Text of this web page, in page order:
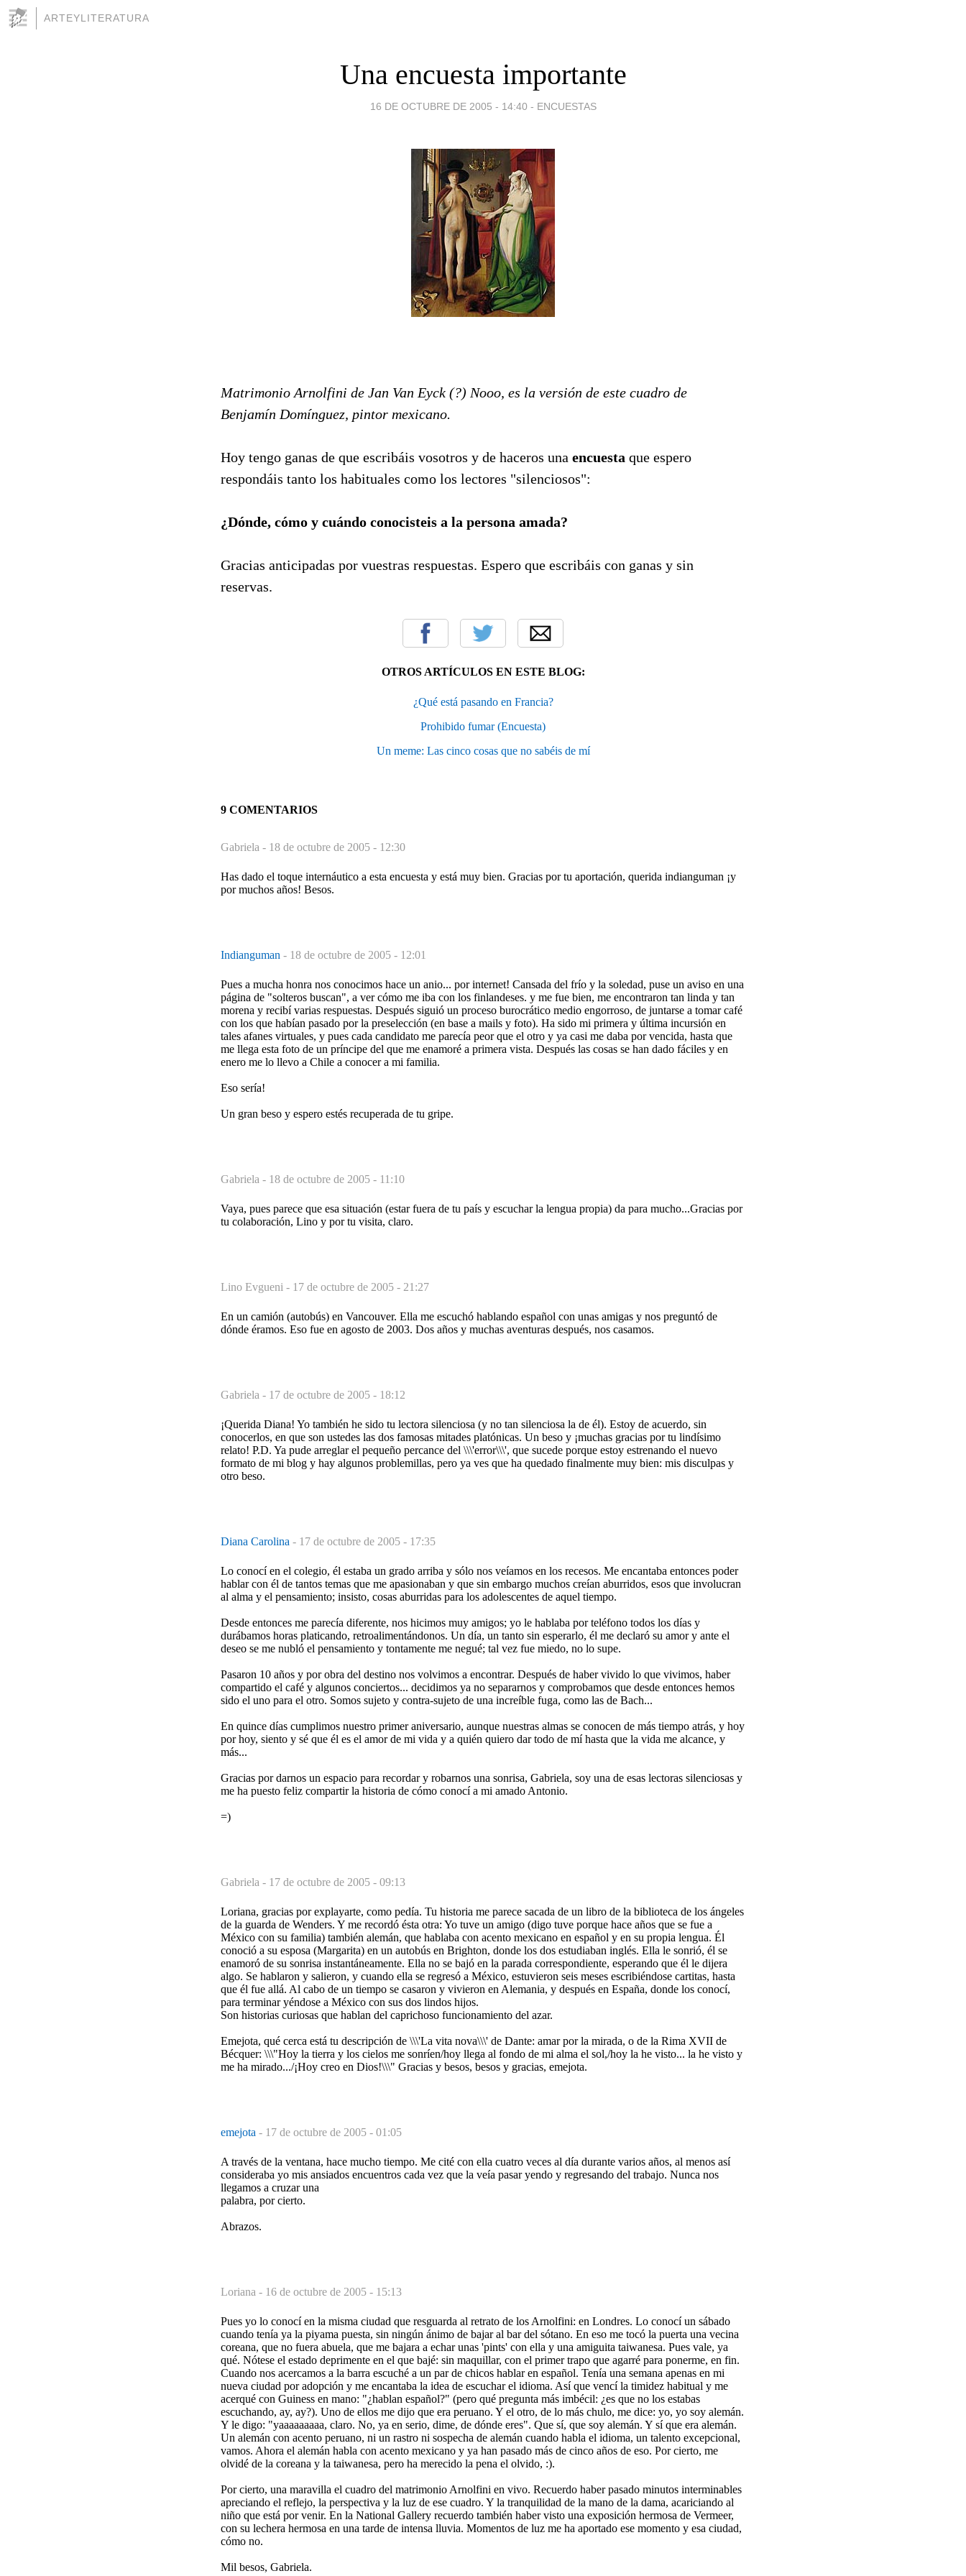
ARTEYLITERATURA
Una encuesta importante
16 DE OCTUBRE DE 2005 - 14:40 - ENCUESTAS
Matrimonio Arnolfini de Jan Van Eyck (?) Nooo, es la versión de este cuadro de
Benjamín Domínguez, pintor mexicano.
Hoy tengo ganas de que escribáis vosotros y de haceros una encuesta que espero
respondáis tanto los habituales como los lectores "silenciosos":
¿Dónde, cómo y cuándo conocisteis a la persona amada?
Gracias anticipadas por vuestras respuestas. Espero que escribáis con ganas y sin
reservas.
OTROS ARTÍCULOS EN ESTE BLOG:
¿Qué está pasando en Francia?
Prohibido fumar (Encuesta)
Un meme: Las cinco cosas que no sabéis de mí
9 COMENTARIOS
Gabriela - 18 de octubre de 2005 - 12:30
Has dado el toque internáutico a esta encuesta y está muy bien. Gracias por tu aportación, querida indianguman ¡y
por muchos años! Besos.
Indianguman - 18 de octubre de 2005 - 12:01
Pues a mucha honra nos conocimos hace un anio... por internet! Cansada del frío y la soledad, puse un aviso en una
página de "solteros buscan", a ver cómo me iba con los finlandeses. y me fue bien, me encontraron tan linda y tan
morena y recibí varias respuestas. Después siguió un proceso burocrático medio engorroso, de juntarse a tomar café
con los que habían pasado por la preselección (en base a mails y foto). Ha sido mi primera y última incursión en
tales afanes virtuales, y pues cada candidato me parecía peor que el otro y ya casi me daba por vencida, hasta que
me llega esta foto de un príncipe del que me enamoré a primera vista. Después las cosas se han dado fáciles y en
enero me lo llevo a Chile a conocer a mi familia.
Eso sería!
Un gran beso y espero estés recuperada de tu gripe.
Gabriela - 18 de octubre de 2005 - 11:10
Vaya, pues parece que esa situación (estar fuera de tu país y escuchar la lengua propia) da para mucho...Gracias por
tu colaboración, Lino y por tu visita, claro.
Lino Evgueni - 17 de octubre de 2005 - 21:27
En un camión (autobús) en Vancouver. Ella me escuchó hablando español con unas amigas y nos preguntó de
dónde éramos. Eso fue en agosto de 2003. Dos años y muchas aventuras después, nos casamos.
Gabriela - 17 de octubre de 2005 - 18:12
¡Querida Diana! Yo también he sido tu lectora silenciosa (y no tan silenciosa la de él). Estoy de acuerdo, sin
conocerlos, en que son ustedes las dos famosas mitades platónicas. Un beso y ¡muchas gracias por tu lindísimo
relato! P.D. Ya pude arreglar el pequeño percance del \\\'error\\\', que sucede porque estoy estrenando el nuevo
formato de mi blog y hay algunos problemillas, pero ya ves que ha quedado finalmente muy bien: mis disculpas y
otro beso.
Diana Carolina - 17 de octubre de 2005 - 17:35
Lo conocí en el colegio, él estaba un grado arriba y sólo nos veíamos en los recesos. Me encantaba entonces poder
hablar con él de tantos temas que me apasionaban y que sin embargo muchos creían aburridos, esos que involucran
al alma y el pensamiento; insisto, cosas aburridas para los adolescentes de aquel tiempo.
Desde entonces me parecía diferente, nos hicimos muy amigos; yo le hablaba por teléfono todos los días y
durábamos horas platicando, retroalimentándonos. Un día, un tanto sin esperarlo, él me declaró su amor y ante el
deseo se me nubló el pensamiento y tontamente me negué; tal vez fue miedo, no lo supe.
Pasaron 10 años y por obra del destino nos volvimos a encontrar. Después de haber vivido lo que vivimos, haber
compartido el café y algunos conciertos... decidimos ya no separarnos y comprobamos que desde entonces hemos
sido el uno para el otro. Somos sujeto y contra-sujeto de una increíble fuga, como las de Bach...
En quince días cumplimos nuestro primer aniversario, aunque nuestras almas se conocen de más tiempo atrás, y hoy
por hoy, siento y sé que él es el amor de mi vida y a quién quiero dar todo de mí hasta que la vida me alcance, y
más...
Gracias por darnos un espacio para recordar y robarnos una sonrisa, Gabriela, soy una de esas lectoras silenciosas y
me ha puesto feliz compartir la historia de cómo conocí a mi amado Antonio.
=)
Gabriela - 17 de octubre de 2005 - 09:13
Loriana, gracias por explayarte, como pedía. Tu historia me parece sacada de un libro de la biblioteca de los ángeles
de la guarda de Wenders. Y me recordó ésta otra: Yo tuve un amigo (digo tuve porque hace años que se fue a
México con su familia) también alemán, que hablaba con acento mexicano en español y en su propia lengua. Él
conoció a su esposa (Margarita) en un autobús en Brighton, donde los dos estudiaban inglés. Ella le sonrió, él se
enamoró de su sonrisa instantáneamente. Ella no se bajó en la parada correspondiente, esperando que él le dijera
algo. Se hablaron y salieron, y cuando ella se regresó a México, estuvieron seis meses escribiéndose cartitas, hasta
que él fue allá. Al cabo de un tiempo se casaron y vivieron en Alemania, y después en España, donde los conocí,
para terminar yéndose a México con sus dos lindos hijos.
Son historias curiosas que hablan del caprichoso funcionamiento del azar.
Emejota, qué cerca está tu descripción de \\\'La vita nova\\\' de Dante: amar por la mirada, o de la Rima XVII de
Bécquer: \\\"Hoy la tierra y los cielos me sonríen/hoy llega al fondo de mi alma el sol,/hoy la he visto... la he visto y
me ha mirado.../¡Hoy creo en Dios!\\\" Gracias y besos, besos y gracias, emejota.
emejota - 17 de octubre de 2005 - 01:05
A través de la ventana, hace mucho tiempo. Me cité con ella cuatro veces al día durante varios años, al menos así
consideraba yo mis ansiados encuentros cada vez que la veía pasar yendo y regresando del trabajo. Nunca nos
llegamos a cruzar una
palabra, por cierto.
Abrazos.
Loriana - 16 de octubre de 2005 - 15:13
Pues yo lo conocí en la misma ciudad que resguarda al retrato de los Arnolfini: en Londres. Lo conocí un sábado
cuando tenía ya la piyama puesta, sin ningún ánimo de bajar al bar del sótano. En eso me tocó la puerta una vecina
coreana, que no fuera abuela, que me bajara a echar unas 'pints' con ella y una amiguita taiwanesa. Pues vale, ya
qué. Nótese el estado deprimente en el que bajé: sin maquillar, con el primer trapo que agarré para ponerme, en fin.
Cuando nos acercamos a la barra escuché a un par de chicos hablar en español. Tenía una semana apenas en mi
nueva ciudad por adopción y me encantaba la idea de escuchar el idioma. Así que vencí la timidez habitual y me
acerqué con Guiness en mano: "¿hablan español?" (pero qué pregunta más imbécil: ¿es que no los estabas
escuchando, ay, ay?). Uno de ellos me dijo que era peruano. Y el otro, de lo más chulo, me dice: yo, yo soy alemán.
Y le digo: "yaaaaaaaaa, claro. No, ya en serio, dime, de dónde eres". Que sí, que soy alemán. Y sí que era alemán.
Un alemán con acento peruano, ni un rastro ni sospecha de alemán cuando habla el idioma, un talento excepcional,
vamos. Ahora el alemán habla con acento mexicano y ya han pasado más de cinco años de eso. Por cierto, me
olvidé de la coreana y la taiwanesa, pero ha merecido la pena el olvido, :).
Por cierto, una maravilla el cuadro del matrimonio Arnolfini en vivo. Recuerdo haber pasado minutos interminables
apreciando el reflejo, la perspectiva y la luz de ese cuadro. Y la tranquilidad de la mano de la dama, acariciando al
niño que está por venir. En la National Gallery recuerdo también haber visto una exposición hermosa de Vermeer,
con su lechera hermosa en una tarde de intensa lluvia. Momentos de luz me ha aportado ese momento y esa ciudad,
cómo no.
Mil besos, Gabriela.